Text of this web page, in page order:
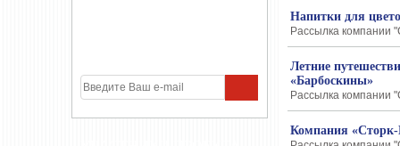
Напитки для
Рассылка компании
Летние
«Барбоскины»
Рассылка компании
Компания «Сторк-